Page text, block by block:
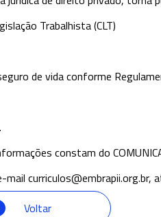
Trabalhista (CLT)
de vida conforme
constam do
curriculos@embrapii.org.br,
Voltar